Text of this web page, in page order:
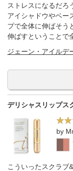
ストレスになるだろ
アイシャドウやベー
プで全体に伸ばそう
伸ばすということで
ジェーン・アイルデ
デリシャスリップス
by
こういったスクラブ